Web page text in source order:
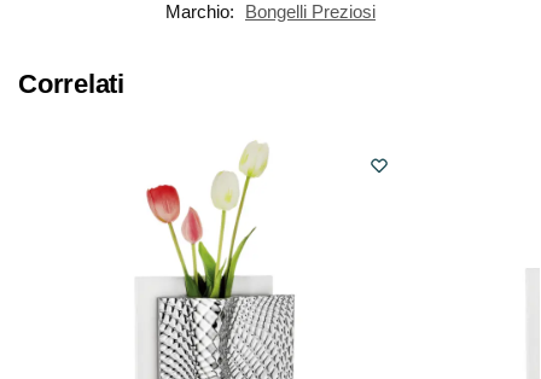
Marchio:
Bongelli Preziosi
Correlati